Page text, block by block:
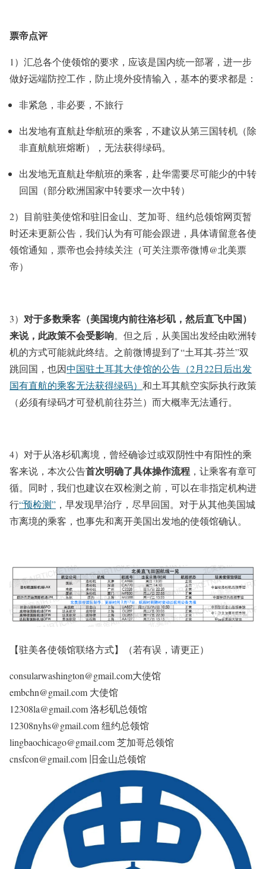
票帝点评
1） 汇总各个使领馆的要求，应该是国内统一部署，进一步
做好远端防控工作，防止境外疫情输入，基本的要求都是：
非紧急，非必要，不旅行
出发地有直航赴华航班的乘客，不建议从第三国转机（除
非直航航班熔断），无法获得绿码。
出发地无直航赴华航班的乘客，赴华需要尽可能少的中转
回国（部分欧洲国家中转要求一次中转）
2）目前驻美使馆和驻旧金山、芝加哥、纽约总领馆网页暂
时还未更新公告，我们认为有可能会跟进，具体请留意各使
领馆通知，票帝也会持续关注（可关注票帝微博@北美票
帝）
3） 对于多数乘客（美国境内前往洛杉矶，然后直飞中国）
来说，此政策不会受影响。但之后，从美国出发经由欧洲转
机的方式可能就此终结。之前微博提到了“土耳其-芬兰”双
跳回国，也因中国驻土耳其大使馆的公告（2月22日后出发
国有直航的乘客无法获得绿码） 和土耳其航空实际执行政策
（必须有绿码才可登机前往芬兰）而大概率无法通行。
4）对于从洛杉矶离境，曾经确诊过或双阴性中有阳性的乘
客来说，本次公告首次明确了具体操作流程 ，让乘客有章可
循。同时，我们也建议在双检测之前，可以在非指定机构进
行“预检测” ，早发现早治疗，尽早回国。对于从其他美国城
市离境的乘客，也事先和离开美国出发地的使领馆确认。
【驻美各使领馆联络方式】（若有误，请更正）
consularwashington@gmail.com大使馆
embchn@gmail.com 大使馆
12308la@gmail.com 洛杉矶总领馆
12308nyhs@gmail.com 纽约总领馆
lingbaochicago@gmail.com 芝加哥总领馆
cnsfcon@gmail.com 旧金山总领馆